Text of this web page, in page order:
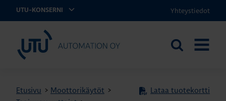
UTU-KONSERNI Yhteystiedot
UTU Automation
Etsi
Etusivu > Moottorikäytöt >
Lataa tuotekortti